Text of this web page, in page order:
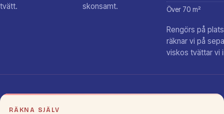
tvätt.
skonsamt.
Över 70 m²
Rengörs på
räknar vi på
viskos tvättar vi
RÄKNA SJÄLV